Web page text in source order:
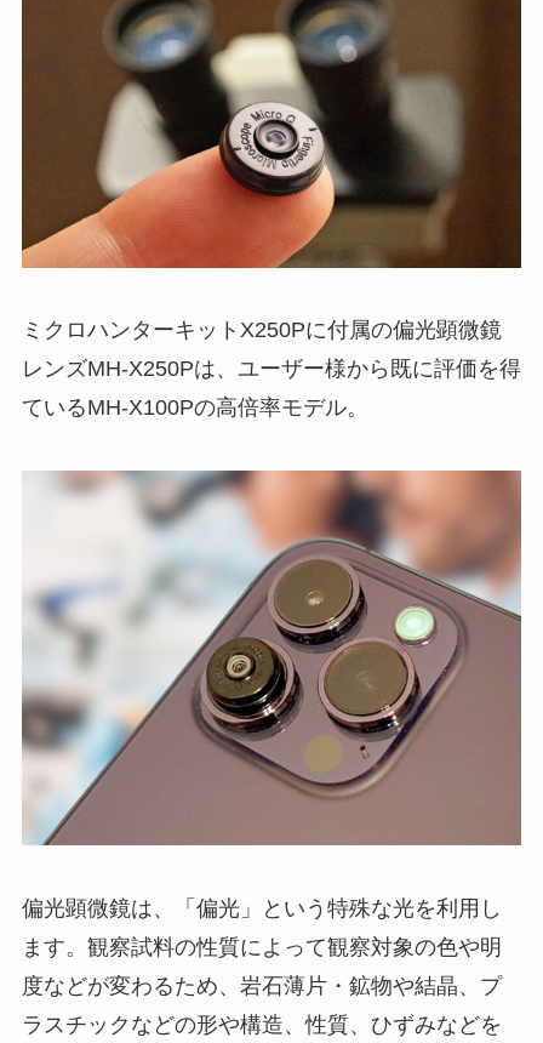
ミクロハンターキットX250Pに付属の偏光顕微鏡
レンズMH-X250Pは、ユーザー様から既に評価を得
ているMH-X100Pの高倍率モデル。
偏光顕微鏡は、「偏光」という特殊な光を利用し
ます。観察試料の性質によって観察対象の色や明
度などが変わるため、岩石薄片・鉱物や結晶、プ
ラスチックなどの形や構造、性質、ひずみなどを